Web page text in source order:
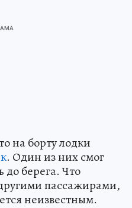
на борту лодки
. Один из них смог
до берега. Что
пассажирами,
неизвестным.